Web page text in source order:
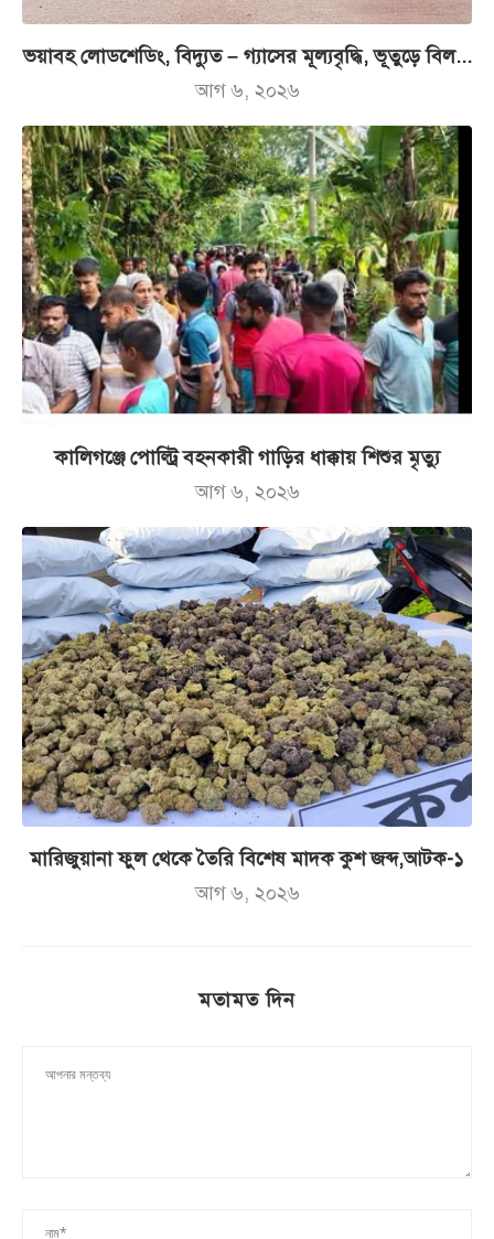
ভয়াবহ লোডশেডিং, বিদ্যুত – গ্যাসের মূল্যবৃদ্ধি, ভূতুড়ে বিল...
আগ ৬, ২০২৬
কালিগঞ্জে পোল্ট্রি বহনকারী গাড়ির ধাক্কায় শিশুর মৃত্যু
আগ ৬, ২০২৬
মারিজুয়ানা ফুল থেকে তৈরি বিশেষ মাদক কুশ জব্দ,আটক-১
আগ ৬, ২০২৬
মতামত দিন